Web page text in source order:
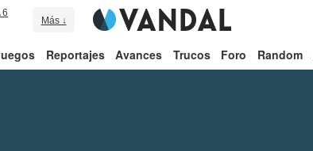
6
Más ↓
Reportajes Avances Trucos Foro Random